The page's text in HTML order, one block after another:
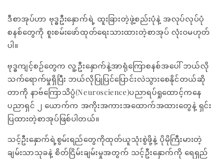
ဒီစာအုပ်ဟာ ဗုဒ္ဓဦးနှောက်ရဲ့ ထူးခြားတဲ့ဖွဲ့စည်းပုံနဲ့ အလုပ်လုပ်ပုံ
စနစ်တွေကို စူးစမ်းဖော်ထုတ်ရေးသားထားတဲ့စာအုပ် လုံးဝမဟုတ်
ပါ။
ဗုဒ္ဓကျင့်စဉ်တွေက လူ့ဦးနှောက်နဲ့အာရုံကြောစနစ်အပေါ် ဘယ်လို
သက်ရောက်မှုရှိပြီး ဘယ်လိုပြုပြင်ပြောင်းလဲသွားစေနိုင်တယ်ဆို
တာကို နာဗ်ကြောသိပ္ပံ(Neuroscience)ပညာရပ်ရှုထောင့်ကနေ
ပညာရှင် ၂ ယောက်က အကိုးအကားအထောက်အထားတွေနဲ့ ရှင်း
ပြထားတဲ့စာအုပ်ဖြစ်ပါတယ်။
သင့်ဦးနှောက်ရဲ့စွမ်းရည်တွေကိုထုတ်ယူသုံးစွဲဖို့နဲ့ ပိုမိုကြီးမားတဲ့
ချမ်းသာသုခနဲ့ စိတ်ငြိမ်းချမ်းမှုအတွက် သင့်ဦးနှောက်ကို ရေရှည်